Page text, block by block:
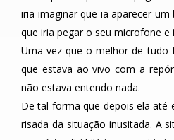
iria imaginar que ia aparecer
que iria pegar o seu microfone e
Uma vez que o melhor de tudo
que estava ao vivo com a
não estava entendo nada.
De tal forma que depois ela até
risada da situação inusitada. A